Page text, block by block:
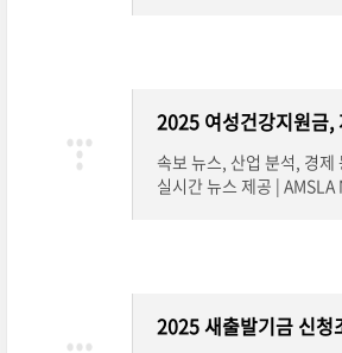
속보 뉴스, 산업 분석, 경제
실시간 뉴스 제공 | AMSLA